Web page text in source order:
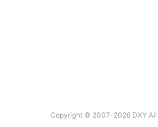
Copyright © 2007-2026 DXY All